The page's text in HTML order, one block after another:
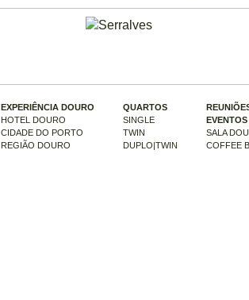
EXPERIÊNCIA DOURO
HOTEL DOURO
CIDADE DO PORTO
REGIÃO DOURO
QUARTOS
SINGLE
TWIN
DUPLO|TWIN
EVENTOS
SALA
COFFEE